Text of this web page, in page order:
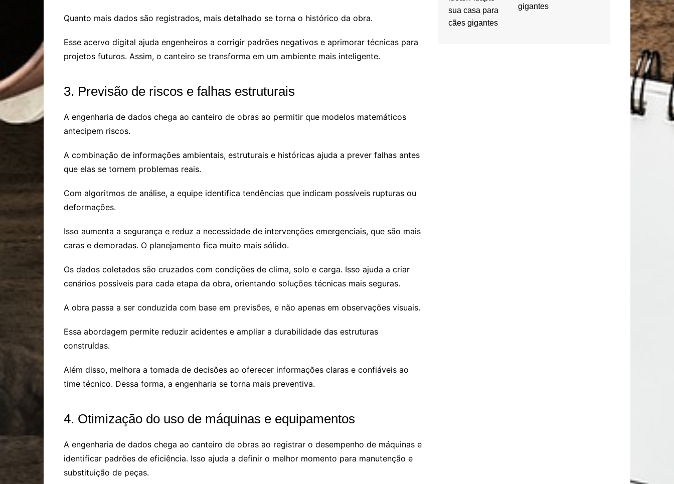
Quanto mais dados são registrados, mais detalhado se torna o histórico da obra.
Esse acervo digital ajuda engenheiros a corrigir padrões negativos e aprimorar técnicas para
projetos futuros. Assim, o canteiro se transforma em um ambiente mais inteligente.
3. Previsão de riscos e falhas estruturais
A engenharia de dados chega ao canteiro de obras ao permitir que modelos matemáticos
antecipem riscos.
A combinação de informações ambientais, estruturais e históricas ajuda a prever falhas antes
que elas se tornem problemas reais.
Com algoritmos de análise, a equipe identifica tendências que indicam possíveis rupturas ou
deformações.
Isso aumenta a segurança e reduz a necessidade de intervenções emergenciais, que são mais
caras e demoradas. O planejamento fica muito mais sólido.
Os dados coletados são cruzados com condições de clima, solo e carga. Isso ajuda a criar
cenários possíveis para cada etapa da obra, orientando soluções técnicas mais seguras.
A obra passa a ser conduzida com base em previsões, e não apenas em observações visuais.
Essa abordagem permite reduzir acidentes e ampliar a durabilidade das estruturas
construídas.
Além disso, melhora a tomada de decisões ao oferecer informações claras e confiáveis ao
time técnico. Dessa forma, a engenharia se torna mais preventiva.
4. Otimização do uso de máquinas e equipamentos
A engenharia de dados chega ao canteiro de obras ao registrar o desempenho de máquinas e
identificar padrões de eficiência. Isso ajuda a definir o melhor momento para manutenção e
substituição de peças.
gigantes